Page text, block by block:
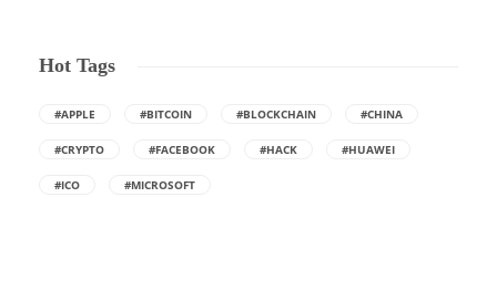
Hot Tags
#APPLE #BITCOIN #BLOCKCHAIN #CHINA
#CRYPTO #FACEBOOK #HACK #HUAWEI
#ICO #MICROSOFT